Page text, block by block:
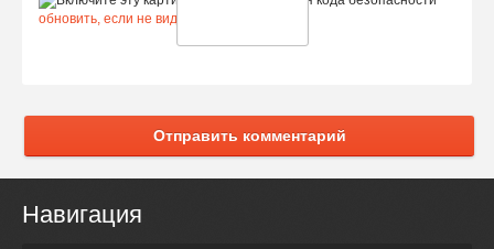
обновить, если не виден код
Отправить комментарий
Навигация